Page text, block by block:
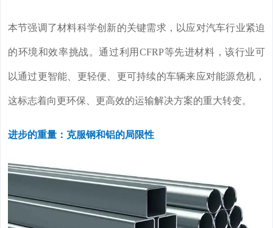
本节强调了材料科学创新的关键需求，以应对汽车行业紧迫
的环境和效率挑战。通过利用CFRP等先进材料，该行业可
以通过更智能、更轻便、更可持续的车辆来应对能源危机，
这标志着向更环保、更高效的运输解决方案的重大转变。
进步的重量：克服钢和铝的局限性